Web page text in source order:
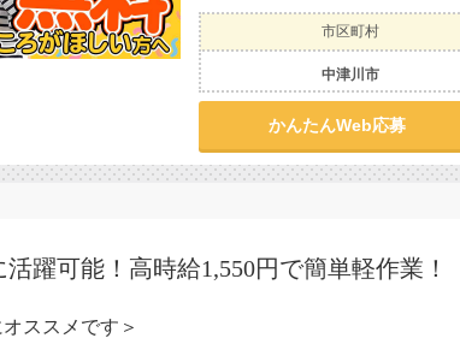
市区町村
中津川市
かんたんWeb応募
躍可能！高時給1,550円で簡単軽作業！
ススメです＞